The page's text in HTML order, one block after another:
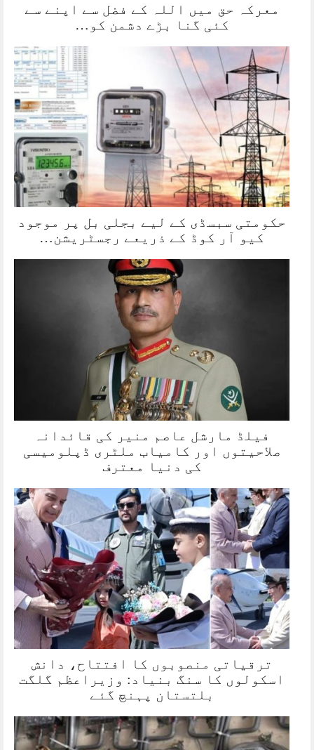
معرکہ حق میں اللہ کے فضل سے اپنے سے
کئی گنا بڑے دشمن کو…
حکومتی سبسڈی کے لیے بجلی بل پر موجود
کیو آر کوڈ کے ذریعے رجسٹریشن…
فیلڈ مارشل عاصم منیر کی قائدانہ
صلاحیتوں اور کامیاب ملٹری ڈپلومیسی
کی دنیا معترف
ترقیاتی منصوبوں کا افتتاح، دانش
اسکولوں کا سنگ بنیاد: وزیراعظم گلگت
بلتستان پہنچ گئے